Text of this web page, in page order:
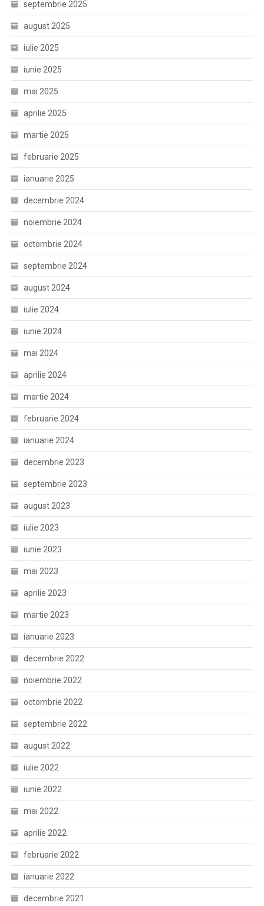
septembrie 2025
august 2025
iulie 2025
iunie 2025
mai 2025
aprilie 2025
martie 2025
februarie 2025
ianuarie 2025
decembrie 2024
noiembrie 2024
octombrie 2024
septembrie 2024
august 2024
iulie 2024
iunie 2024
mai 2024
aprilie 2024
martie 2024
februarie 2024
ianuarie 2024
decembrie 2023
septembrie 2023
august 2023
iulie 2023
iunie 2023
mai 2023
aprilie 2023
martie 2023
ianuarie 2023
decembrie 2022
noiembrie 2022
octombrie 2022
septembrie 2022
august 2022
iulie 2022
iunie 2022
mai 2022
aprilie 2022
februarie 2022
ianuarie 2022
decembrie 2021